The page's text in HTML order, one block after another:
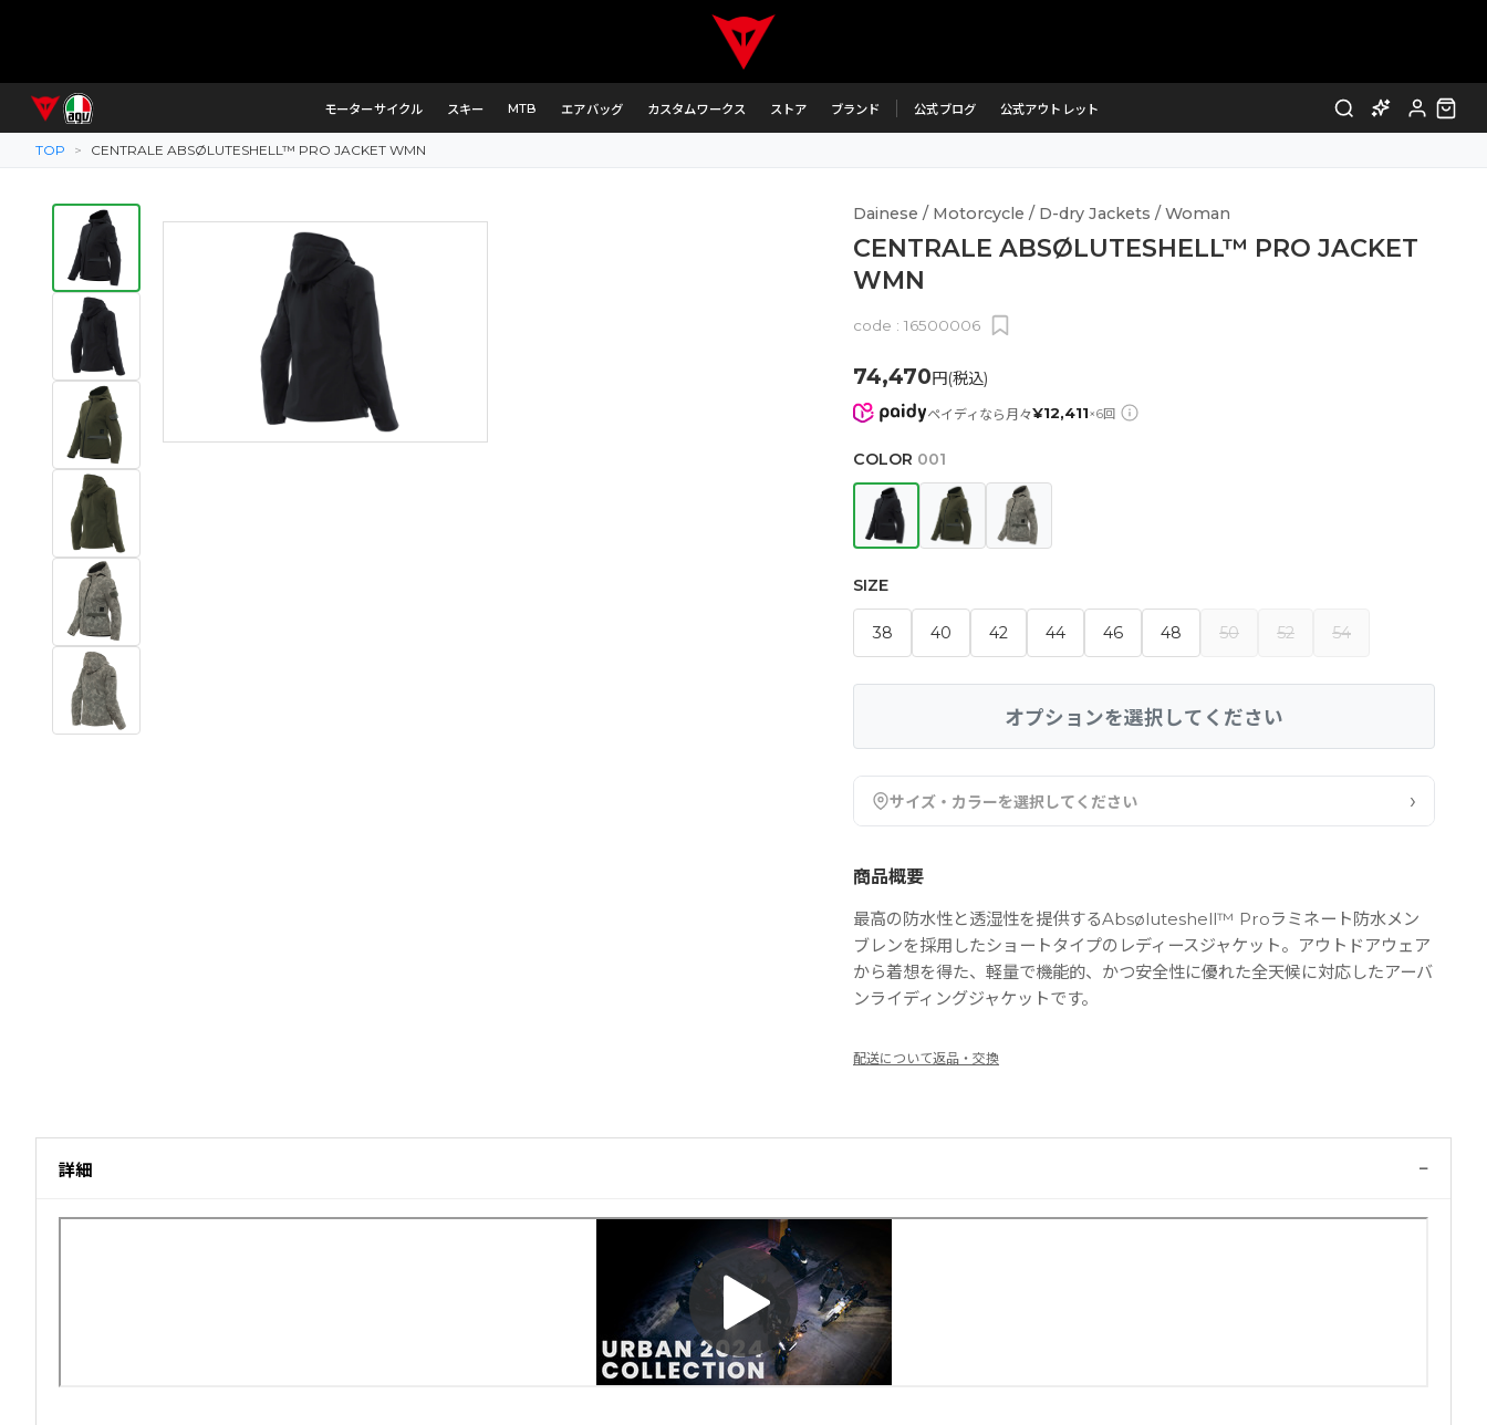
モーターサイクル スキー MTB エアバッグ カスタムワークス ストア ブランド 公式ブログ 公式アウトレット
TOP > CENTRALE ABSØLUTESHELL™ PRO JACKET WMN
Dainese / Motorcycle / D-dry Jackets / Woman
CENTRALE ABSØLUTESHELL™ PRO JACKET
WMN
code : 16500006
74,470円(税込)
ペイディなら月々¥12,411×6回
COLOR 001
SIZE
38 40 42 44 46 48 50 52 54
オプションを選択してください
サイズ・カラーを選択してください ›
商品概要
最高の防水性と透湿性を提供するAbsøluteshell™ Proラミネート防水メン
ブレンを採用したショートタイプのレディースジャケット。アウトドアウェア
から着想を得た、軽量で機能的、かつ安全性に優れた全天候に対応したアーバ
ンライディングジャケットです。
配送について返品・交換
詳細 −